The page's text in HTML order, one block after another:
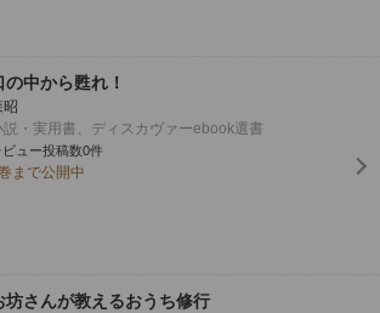
の中から甦れ！
昭
説・実用書、ディスカヴァーebook選書
ビュー投稿数0件
まで公開中
坊さんが教えるおうち修行